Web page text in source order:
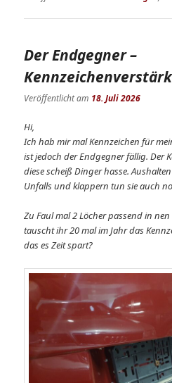
Der Endgegner –
Veröffentlicht am 18. Juli 2026
Hi,
Ich hab mir mal Kennzeichen für
ist jedoch der Endgegner fällig. Der
diese scheiß Dinger hasse.
Unfalls und klappern tun sie auch
Zu Faul mal 2 Löcher passend in
tauscht ihr 20 mal im Jahr das
das es Zeit spart?